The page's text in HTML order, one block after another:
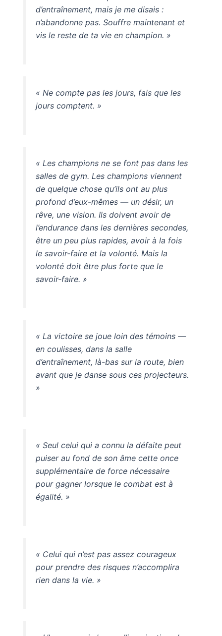
d’entraînement, mais je me disais :
n’abandonne pas. Souffre maintenant et
vis le reste de ta vie en champion. »
« Ne compte pas les jours, fais que les
jours comptent. »
« Les champions ne se font pas dans les
salles de gym. Les champions viennent
de quelque chose qu’ils ont au plus
profond d’eux-mêmes — un désir, un
rêve, une vision. Ils doivent avoir de
l’endurance dans les dernières secondes,
être un peu plus rapides, avoir à la fois
le savoir-faire et la volonté. Mais la
volonté doit être plus forte que le
savoir-faire. »
« La victoire se joue loin des témoins —
en coulisses, dans la salle
d’entraînement, là-bas sur la route, bien
avant que je danse sous ces projecteurs.
»
« Seul celui qui a connu la défaite peut
puiser au fond de son âme cette once
supplémentaire de force nécessaire
pour gagner lorsque le combat est à
égalité. »
« Celui qui n’est pas assez courageux
pour prendre des risques n’accomplira
rien dans la vie. »